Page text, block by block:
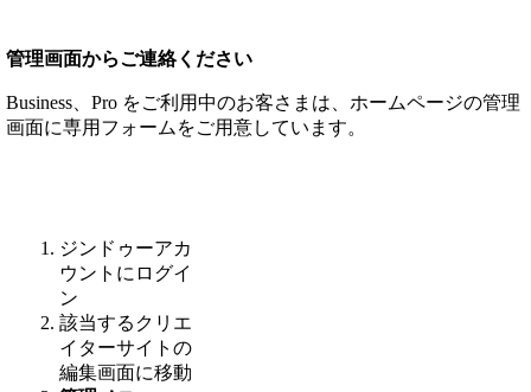
管理画面からご連絡ください
Business、Pro をご利用中のお客さまは、ホームページの管理
画面に専用フォームをご用意しています。
ジンドゥーアカ
ウントにログイ
ン
該当するクリエ
イターサイトの
編集画面に移動